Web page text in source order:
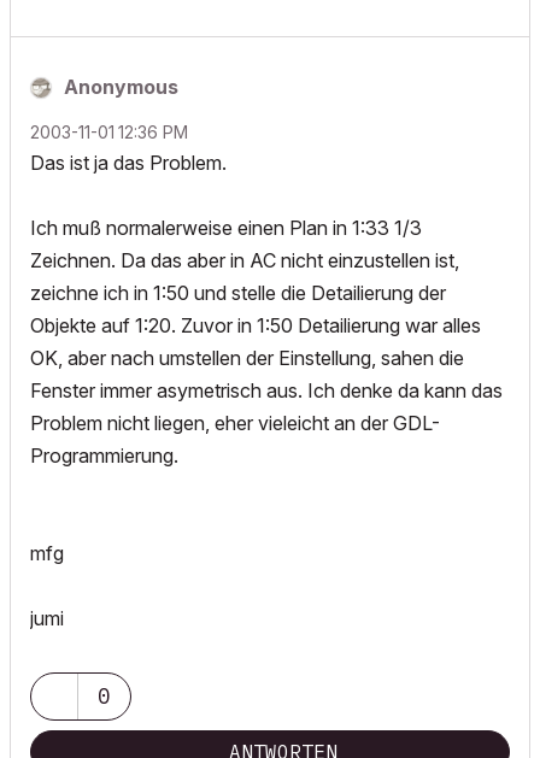
Anonymous
‎2003-11-01 12:36 PM
Das ist ja das Problem.
Ich muß normalerweise einen Plan in 1:33 1/3
Zeichnen. Da das aber in AC nicht einzustellen ist,
zeichne ich in 1:50 und stelle die Detailierung der
Objekte auf 1:20. Zuvor in 1:50 Detailierung war alles
OK, aber nach umstellen der Einstellung, sahen die
Fenster immer asymetrisch aus. Ich denke da kann das
Problem nicht liegen, eher vieleicht an der GDL-
Programmierung.
mfg
jumi
0
ANTWORTEN